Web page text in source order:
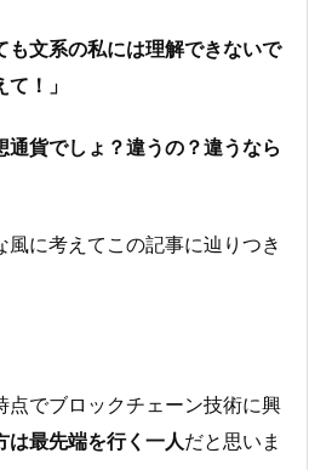
も文系の私には理解できないで
！」
通貨でしょ？違うの？違うなら
に考えてこの記事に辿りつき
でブロックチェーン技術に興
は最先端を行く一人だと思いま